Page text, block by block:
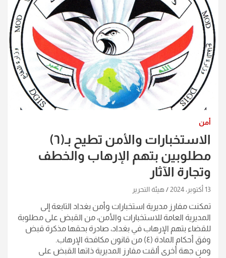
أمن
الاستخبارات والأمن تطيح بـ(٦)
مطلوبين بتهم الإرهاب والخطف
وتجارة الآثار
13 أكتوبر، 2024 هيئة التحرير
تمكنت مفارز مديرية استخبارات وأمن بغداد التابعة إلى
المديرية العامة للاستخبارات والأمن، من القبض على مطلوبة
للقضاء بتهم الإرهاب في بغداد، صادرة بحقها مذكرة قبض
وفق أحكام المادة (٤) من قانون مكافحة الإرهاب.
ومن جهة أخرى ألقت مفارز المديرية ذاتها القبض على